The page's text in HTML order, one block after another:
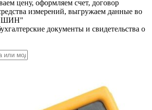
цену, оформляем счет, договор
измерений, выгружаем данные во
документы и свидетельства о